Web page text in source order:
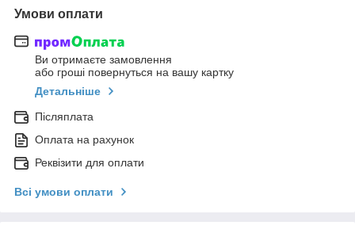
Умови оплати
Ви отримаєте замовлення
або гроші повернуться на вашу картку
Детальніше
Післяплата
Оплата на рахунок
Реквізити для оплати
Всі умови оплати